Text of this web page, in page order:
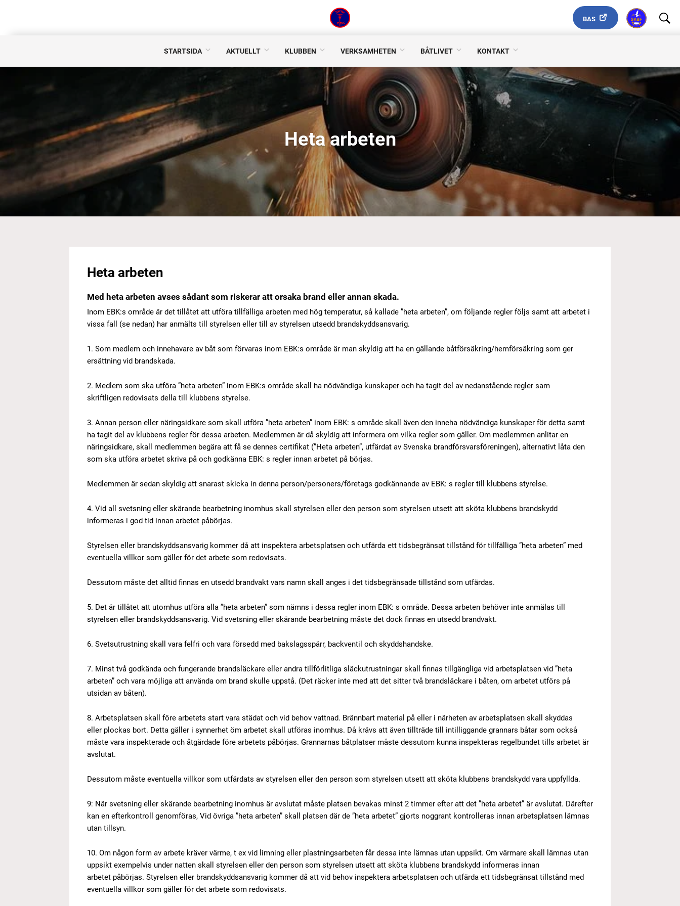
BAS
STARTSIDA AKTUELLT KLUBBEN VERKSAMHETEN BÅTLIVET KONTAKT
Heta arbeten
Heta arbeten
Med heta arbeten avses sådant som riskerar att orsaka brand eller annan skada.
Inom EBK:s område är det tillåtet att utföra tillfälliga arbeten med hög temperatur, så kallade ”heta arbeten”, om följande regler följs samt att arbetet i
vissa fall (se nedan) har anmälts till styrelsen eller till av styrelsen utsedd brandskyddsansvarig.
1. Som medlem och innehavare av båt som förvaras inom EBK:s område är man skyldig att ha en gällande båtförsäkring/hemförsäkring som ger
ersättning vid brandskada.
2. Medlem som ska utföra ”heta arbeten” inom EBK:s område skall ha nödvändiga kunskaper och ha tagit del av nedanstående regler sam
skriftligen redovisats della till klubbens styrelse.
3. Annan person eller näringsidkare som skall utföra ”heta arbeten” inom EBK: s område skall även den inneha nödvändiga kunskaper för detta samt
ha tagit del av klubbens regler för dessa arbeten. Medlemmen är då skyldig att informera om vilka regler som gäller. Om medlemmen anlitar en
näringsidkare, skall medlemmen begära att få se dennes certifikat (”Heta arbeten”, utfärdat av Svenska brandförsvarsföreningen), alternativt låta den
som ska utföra arbetet skriva på och godkänna EBK: s regler innan arbetet på börjas.
Medlemmen är sedan skyldig att snarast skicka in denna person/personers/företags godkännande av EBK: s regler till klubbens styrelse.
4. Vid all svetsning eller skärande bearbetning inomhus skall styrelsen eller den person som styrelsen utsett att sköta klubbens brandskydd
informeras i god tid innan arbetet påbörjas.
Styrelsen eller brandskyddsansvarig kommer då att inspektera arbetsplatsen och utfärda ett tidsbegränsat tillstånd för tillfälliga ”heta arbeten” med
eventuella villkor som gäller för det arbete som redovisats.
Dessutom måste det alltid finnas en utsedd brandvakt vars namn skall anges i det tidsbegränsade tillstånd som utfärdas.
5. Det är tillåtet att utomhus utföra alla ”heta arbeten” som nämns i dessa regler inom EBK: s område. Dessa arbeten behöver inte anmälas till
styrelsen eller brandskyddsansvarig. Vid svetsning eller skärande bearbetning måste det dock finnas en utsedd brandvakt.
6. Svetsutrustning skall vara felfri och vara försedd med bakslagsspärr, backventil och skyddshandske.
7. Minst två godkända och fungerande brandsläckare eller andra tillförlitliga släckutrustningar skall finnas tillgängliga vid arbetsplatsen vid ”heta
arbeten” och vara möjliga att använda om brand skulle uppstå. (Det räcker inte med att det sitter två brandsläckare i båten, om arbetet utförs på
utsidan av båten).
8. Arbetsplatsen skall före arbetets start vara städat och vid behov vattnad. Brännbart material på eller i närheten av arbetsplatsen skall skyddas
eller plockas bort. Detta gäller i synnerhet öm arbetet skall utföras inomhus. Då krävs att även tillträde till intilliggande grannars båtar som också
måste vara inspekterade och åtgärdade före arbetets påbörjas. Grannarnas båtplatser måste dessutom kunna inspekteras regelbundet tills arbetet är
avslutat.
Dessutom måste eventuella villkor som utfärdats av styrelsen eller den person som styrelsen utsett att sköta klubbens brandskydd vara uppfyllda.
9: När svetsning eller skärande bearbetning inomhus är avslutat måste platsen bevakas minst 2 timmer efter att det ”heta arbetet” är avslutat. Därefter
kan en efterkontroll genomföras, Vid övriga ”heta arbeten” skall platsen där de ”heta arbetet” gjorts noggrant kontrolleras innan arbetsplatsen lämnas
utan tillsyn.
10. Om någon form av arbete kräver värme, t ex vid limning eller plastningsarbeten får dessa inte lämnas utan uppsikt. Om värmare skall lämnas utan
uppsikt exempelvis under natten skall styrelsen eller den person som styrelsen utsett att sköta klubbens brandskydd informeras innan
arbetet påbörjas. Styrelsen eller brandskyddsansvarig kommer då att vid behov inspektera arbetsplatsen och utfärda ett tidsbegränsat tillstånd med
eventuella villkor som gäller för det arbete som redovisats.